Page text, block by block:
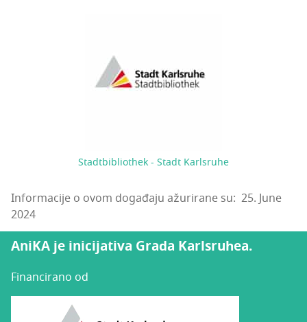
Stadtbibliothek - Stadt Karlsruhe
Informacije o ovom događaju ažurirane su: 25. June
2024
AniKA je inicijativa Grada Karlsruhea.
Financirano od